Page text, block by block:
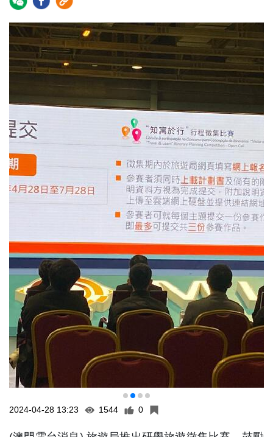
2024-04-28 13:23 1544 0